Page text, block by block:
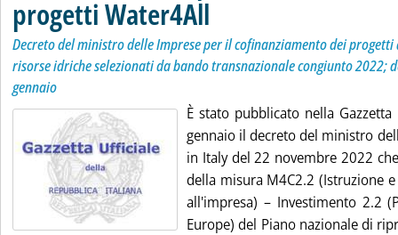
progetti Water4All
Decreto del ministro delle Imprese per il cofinanziamento dei progetti
risorse idriche selezionati da bando transnazionale congiunto 2022;
gennaio
È stato pubblicato nella
gennaio il decreto del ministro
in Italy del 22 novembre 2022
della misura M4C2.2 (Istruzione
all'impresa) – Investimento 2.2
Europe) del Piano nazionale di